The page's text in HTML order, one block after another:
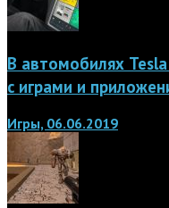
В автомобилях
с играми и
Игры, 06.06.2019